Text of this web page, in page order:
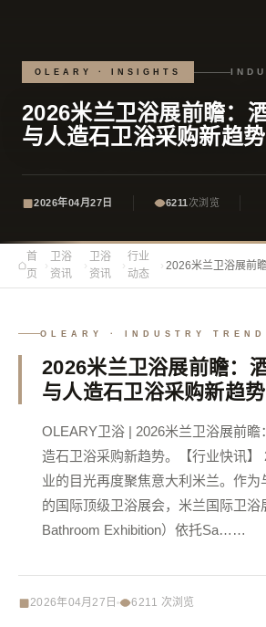
OLEARY · INSIGHTS
2026米兰卫浴展前瞻：
与人造石卫浴采购新趋势
2026年04月27日 6211 次浏览
首
页
›
卫浴
资讯
›
卫浴
资讯
›
行业
动态
› 2026米兰卫浴展前
OLEARY · INDUSTRY
2026米兰卫浴展前瞻：
与人造石卫浴采购新趋势
OLEARY卫浴 | 2026米兰卫浴展前瞻
造石卫浴采购新趋势。【行业快讯】
业的目光再度聚焦意大利米兰。作为
的国际顶级卫浴展会，米兰国际卫浴
Bathroom Exhibition）依托Sa……
2026年04月27日 6211 次浏览